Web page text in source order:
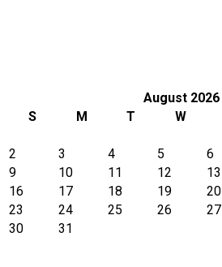
August 2026
S
M T W
2
3 4 5 6
9
10 11 12 13
16
17 18 19 20
23
24 25 26 27
30
31